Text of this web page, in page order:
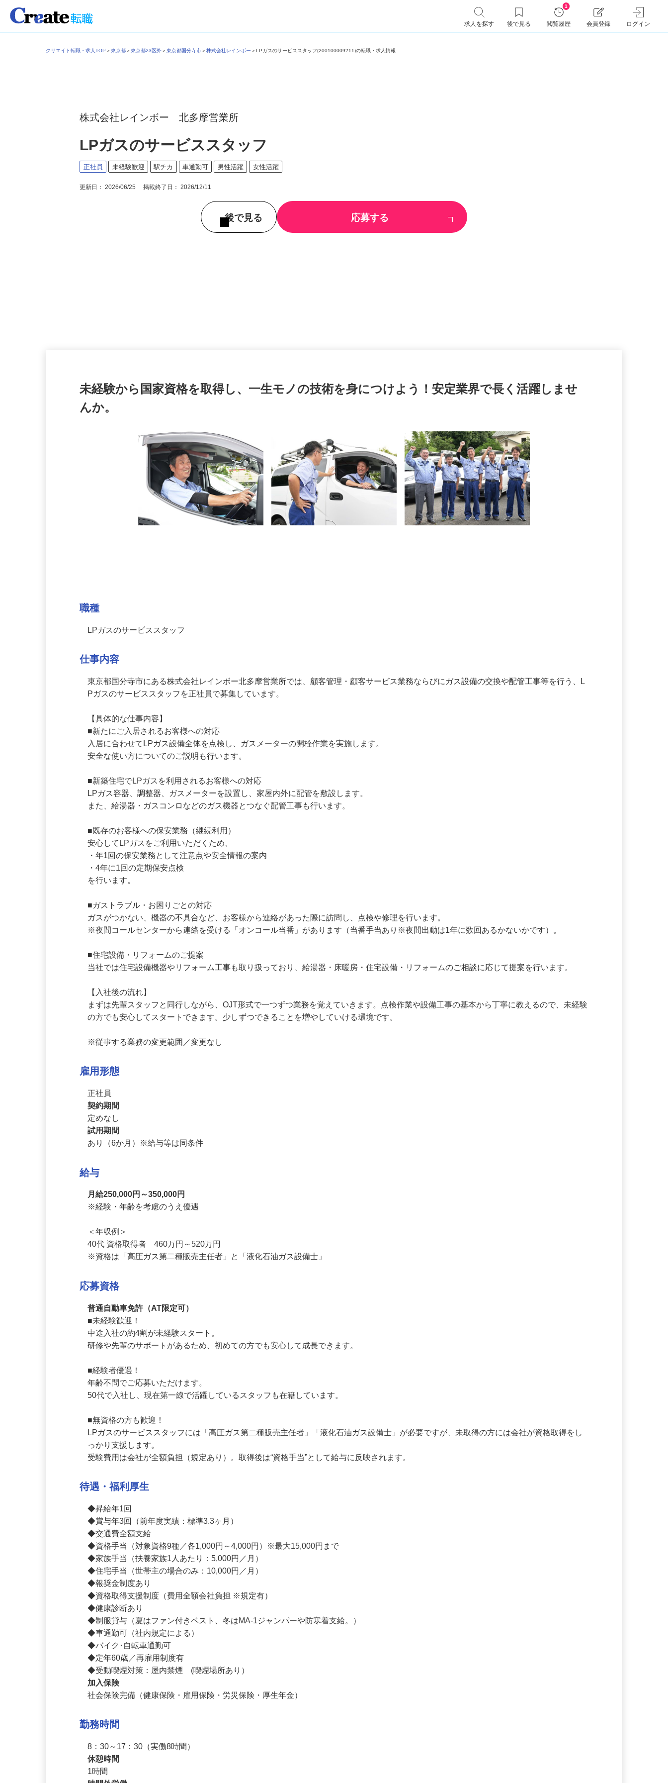
求人を探す 後で見る
1
閲覧履歴 会員登録 ログイン
クリエイト転職・求人TOP＞東京都＞東京都23区外＞東京都国分寺市＞株式会社レインボー＞LPガスのサービススタッフ(200100009211)の転職・求人情報
株式会社レインボー 北多摩営業所
LPガスのサービススタッフ
正社員 未経験歓迎 駅チカ 車通勤可 男性活躍 女性活躍
更新日： 2026/06/25 掲載終了日： 2026/12/11
後で見る 応募する
未経験から国家資格を取得し、一生モノの技術を身につけよう！安定業界で長く活躍しませ
んか。
東京都国分寺市にある株式会社レインボー北多摩営業所では、顧客管理・顧客サービス業務ならびにガス設備の交換や配管工事等を行う、L
【具体的な仕事内容】
■新たにご入居されるお客様への対応
入居に合わせてLPガス設備全体を点検し、ガスメーターの開栓作業を実施します。
■新築住宅でLPガスを利用されるお客様への対応
LPガス容器、調整器、ガスメーターを設置し、家屋内外に配管を敷設します。
■既存のお客様への保安業務（継続利用）
安心してLPガスをご利用いただくため、
・年1回の保安業務として注意点や安全情報の案内
・4年に1回の定期保安点検
■ガストラブル・お困りごとの対応
ガスがつかない、機器の不具合など、お客様から連絡があった際に訪問し、点検や修理を行います。
■住宅設備・リフォームのご提案
【入社後の流れ】
まずは先輩スタッフと同行しながら、OJT形式で一つずつ業務を覚えていきます。点検作業や設備工事の基本から丁寧に教えるので、未経験
雇用形態
正社員
契約期間
定めなし
試用期間
給与
※経験・年齢を考慮のうえ優遇
＜年収例＞
応募資格
普通自動車免許（AT限定可）
■未経験歓迎！
研修や先輩のサポートがあるため、初めての方でも安心して成長できます。
■経験者優遇！
50代で入社し、現在第一線で活躍しているスタッフも在籍しています。
■無資格の方も歓迎！
LPガスのサービススタッフには「高圧ガス第二種販売主任者」「液化石油ガス設備士」が必要ですが、未取得の方には会社が資格取得をし
受験費用は会社が全額負担（規定あり）。取得後は“資格手当”として給与に反映されます。
待遇・福利厚生
◆昇給年1回
◆賞与年3回（前年度実績：標準3.3ヶ月）
◆交通費全額支給
◆資格手当（対象資格9種／各1,000円～4,000円）※最大15,000円まで
◆家族手当（扶養家族1人あたり：5,000円／月）
◆住宅手当（世帯主の場合のみ：10,000円／月）
◆報奨金制度あり
◆資格取得支援制度（費用全額会社負担 ※規定有）
◆健康診断あり
◆制服貸与（夏はファン付きベスト、冬はMA-1ジャンパーや防寒着支給。）
◆車通勤可（社内規定による）
◆バイク･自転車通勤可
◆定年60歳／再雇用制度有
◆受動喫煙対策：屋内禁煙　(喫煙場所あり）
社会保険完備（健康保険・雇用保険・労災保険・厚生年金）
勤務時間
8：30～17：30（実働8時間）